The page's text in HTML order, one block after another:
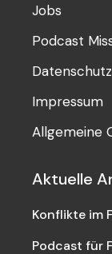
Jobs
Podcast
Datenschutz
Impressum
Allgemeine
Aktuelle
Konflikte im
Podcast für